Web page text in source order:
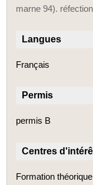
marne 94).
Langues
Français
Permis
permis B
Centres
Formation